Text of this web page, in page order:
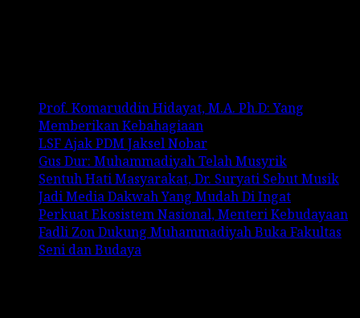
Prof. Komaruddin Hidayat, M.A. Ph.D: Yang
Memberikan Kebahagiaan
LSF Ajak PDM Jaksel Nobar
Gus Dur: Muhammadiyah Telah Musyrik
Sentuh Hati Masyarakat, Dr. Suryati Sebut Musik
Jadi Media Dakwah Yang Mudah Di Ingat
Perkuat Ekosistem Nasional, Menteri Kebudayaan
Fadli Zon Dukung Muhammadiyah Buka Fakultas
Seni dan Budaya